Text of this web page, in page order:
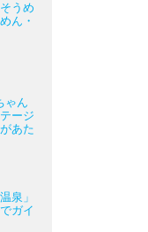
うめ
ん・
ゃん
ージ
あた
泉」
ガイ